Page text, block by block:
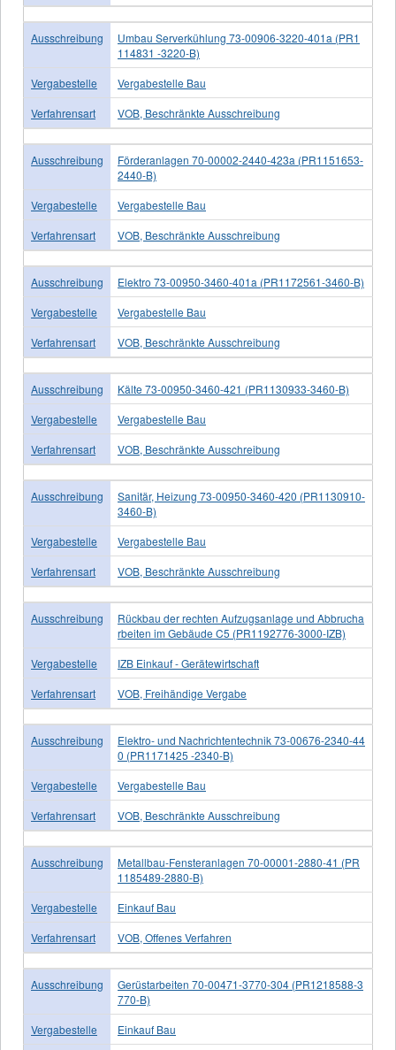
Ausschreibung
Umbau Serverkühlung 73-00906-3220-401a (PR1
114831 -3220-B)
Vergabestelle
Vergabestelle Bau
Verfahrensart
VOB, Beschränkte Ausschreibung
Ausschreibung
Förderanlagen 70-00002-2440-423a (PR1151653-
2440-B)
Vergabestelle
Vergabestelle Bau
Verfahrensart
VOB, Beschränkte Ausschreibung
Ausschreibung
Elektro 73-00950-3460-401a (PR1172561-3460-B)
Vergabestelle
Vergabestelle Bau
Verfahrensart
VOB, Beschränkte Ausschreibung
Ausschreibung
Kälte 73-00950-3460-421 (PR1130933-3460-B)
Vergabestelle
Vergabestelle Bau
Verfahrensart
VOB, Beschränkte Ausschreibung
Ausschreibung
Sanitär, Heizung 73-00950-3460-420 (PR1130910-
3460-B)
Vergabestelle
Vergabestelle Bau
Verfahrensart
VOB, Beschränkte Ausschreibung
Ausschreibung
Rückbau der rechten Aufzugsanlage und Abbrucha
rbeiten im Gebäude C5 (PR1192776-3000-IZB)
Vergabestelle
IZB Einkauf - Gerätewirtschaft
Verfahrensart
VOB, Freihändige Vergabe
Ausschreibung
Elektro- und Nachrichtentechnik 73-00676-2340-44
0 (PR1171425 -2340-B)
Vergabestelle
Vergabestelle Bau
Verfahrensart
VOB, Beschränkte Ausschreibung
Ausschreibung
Metallbau-Fensteranlagen 70-00001-2880-41 (PR
1185489-2880-B)
Vergabestelle
Einkauf Bau
Verfahrensart
VOB, Offenes Verfahren
Ausschreibung
Gerüstarbeiten 70-00471-3770-304 (PR1218588-3
770-B)
Vergabestelle
Einkauf Bau